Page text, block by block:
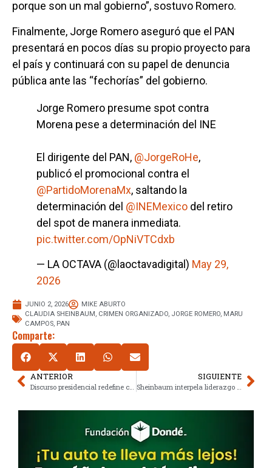
porque son un mal gobierno”, sostuvo Romero.
Finalmente, Jorge Romero aseguró que el PAN
presentará en pocos días su propio proyecto para
el país y continuará con su papel de denuncia
pública ante las “fechorías” del gobierno.
Jorge Romero presume spot contra
Morena pese a determinación del INE
El dirigente del PAN, @JorgeRoHe,
publicó el promocional contra el
@PartidoMorenaMx, saltando la
determinación del @INEMexico del retiro
del spot de manera inmediata.
pic.twitter.com/OpNiVTCdxb
— LA OCTAVA (@laoctavadigital) May 29,
2026
JUNIO 2, 2026
MIKE ABURTO
CLAUDIA SHEINBAUM, CRIMEN ORGANIZADO, JORGE ROMERO, MARU
CAMPOS, PAN
Comparte:
ANTERIOR SIGUIENTE